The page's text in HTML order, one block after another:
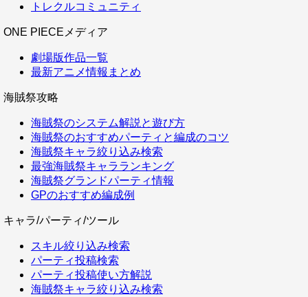
トレクルコミュニティ
ONE PIECEメディア
劇場版作品一覧
最新アニメ情報まとめ
海賊祭攻略
海賊祭のシステム解説と遊び方
海賊祭のおすすめパーティと編成のコツ
海賊祭キャラ絞り込み検索
最強海賊祭キャラランキング
海賊祭グランドパーティ情報
GPのおすすめ編成例
キャラ/パーティ/ツール
スキル絞り込み検索
パーティ投稿検索
パーティ投稿使い方解説
海賊祭キャラ絞り込み検索